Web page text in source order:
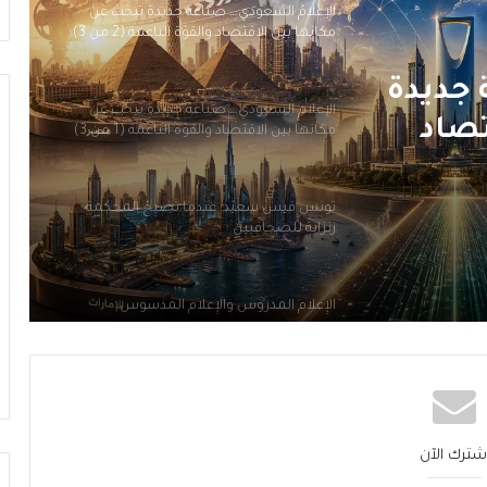
جديدة
جديدة
الإعلام السعودي… صناعةٌ جديدة تَبحَثُ عن
مكانها بين الاقتصاد والقوّة الناعمة (1 من 3)
تونس قيس سعيّد: عندما تُصبِحُ المحكمة
زنزانةً للصحافيين
الإِعلام المدروس والإِعلام المدسوس
الإعلامُ السعودي… صناعةٌ جديدة تَبحَثُ عن
مكانِها بين الاقتصادِ والقوّة الناعمة (3 من 3)
الآن